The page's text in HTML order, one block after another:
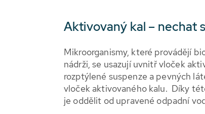
Aktivovaný kal – nechat
Mikroorganismy, které provádějí
nádrži, se usazují uvnitř vloček
rozptýlené suspenze a pevných
vloček aktivovaného kalu. Díky
je oddělit od upravené odpadní